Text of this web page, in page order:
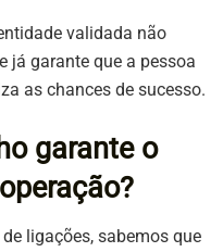
validada não
já garante que a pessoa
as chances de sucesso.
garante o
ligações, sabemos que